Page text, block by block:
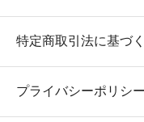
特定商取引法に基づ
プライバシーポリシー